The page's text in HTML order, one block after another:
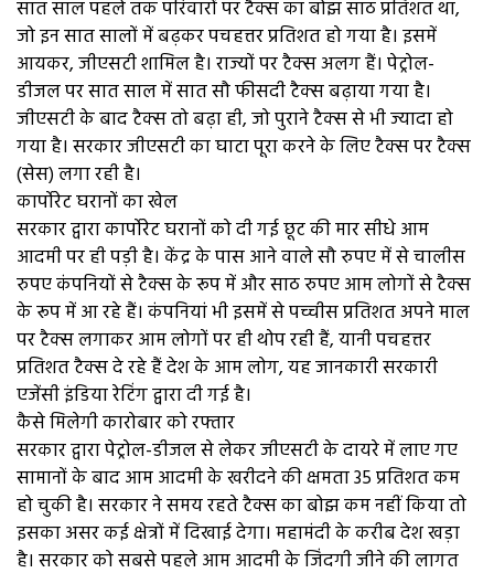
सात साल पहले तक परिवारों पर टैक्स का बोझ साठ प्रतिशत था,
जो इन सात सालों में बढ़कर पचहत्तर प्रतिशत हो गया है। इसमें
आयकर, जीएसटी शामिल है। राज्यों पर टैक्स अलग हैं। पेट्रोल-
डीजल पर सात साल में सात सौ फीसदी टैक्स बढ़ाया गया है।
जीएसटी के बाद टैक्स तो बढ़ा ही, जो पुराने टैक्स से भी ज्यादा हो
गया है। सरकार जीएसटी का घाटा पूरा करने के लिए टैक्स पर टैक्स
(सेस) लगा रही है।
कार्पोरेट घरानों का खेल
सरकार द्वारा कार्पोरेट घरानों को दी गई छूट की मार सीधे आम
आदमी पर ही पड़ी है। केंद्र के पास आने वाले सौ रुपए में से चालीस
रुपए कंपनियों से टैक्स के रूप में और साठ रुपए आम लोगों से टैक्स
के रूप में आ रहे हैं। कंपनियां भी इसमें से पच्चीस प्रतिशत अपने माल
पर टैक्स लगाकर आम लोगों पर ही थोप रही हैं, यानी पचहत्तर
प्रतिशत टैक्स दे रहे हैं देश के आम लोग, यह जानकारी सरकारी
एजेंसी इंडिया रेटिंग द्वारा दी गई है।
कैसे मिलेगी कारोबार को रफ्तार
सरकार द्वारा पेट्रोल-डीजल से लेकर जीएसटी के दायरे में लाए गए
सामानों के बाद आम आदमी के खरीदने की क्षमता 35 प्रतिशत कम
हो चुकी है। सरकार ने समय रहते टैक्स का बोझ कम नहीं किया तो
इसका असर कई क्षेत्रों में दिखाई देगा। महामंदी के करीब देश खड़ा
है। सरकार को सबसे पहले आम आदमी के जिंदगी जीने की लागत